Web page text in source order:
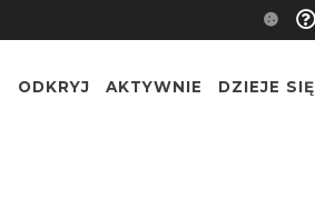
ODKRYJ AKTYWNIE DZIEJE SIĘ